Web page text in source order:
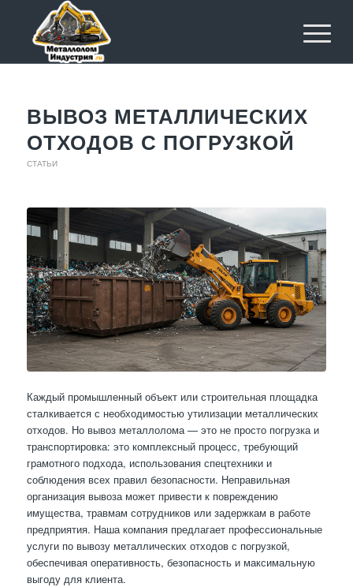
ВЫВОЗ МЕТАЛЛИЧЕСКИХ
ОТХОДОВ С ПОГРУЗКОЙ
СТАТЬИ
Каждый промышленный объект или строительная площадка
сталкивается с необходимостью утилизации металлических
отходов. Но вывоз металлолома — это не просто погрузка и
транспортировка: это комплексный процесс, требующий
грамотного подхода, использования спецтехники и
соблюдения всех правил безопасности. Неправильная
организация вывоза может привести к повреждению
имущества, травмам сотрудников или задержкам в работе
предприятия. Наша компания предлагает профессиональные
услуги по вывозу металлических отходов с погрузкой,
обеспечивая оперативность, безопасность и максимальную
выгоду для клиента.